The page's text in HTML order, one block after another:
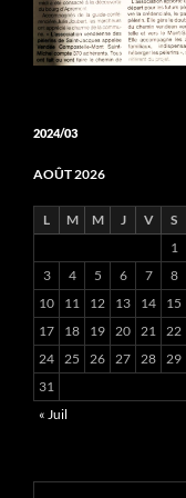
2024/03
AOÛT 2026
L M M J V S
1
3
4 5 6 7 8
10
11 12 13 14 15
17
18 19 20 21 22
24
25 26 27 28 29
31
« Juil